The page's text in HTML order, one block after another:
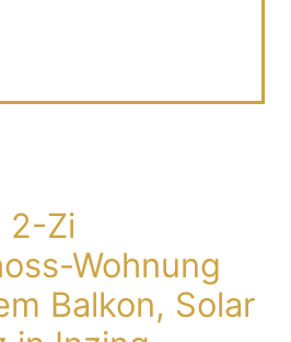
2-Zi
Wohnung
Balkon, Solar